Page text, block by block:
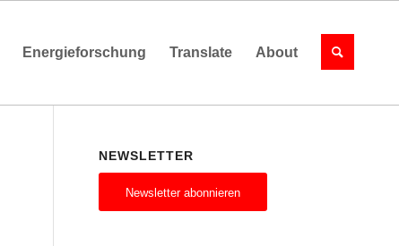
Energieforschung Translate About
NEWSLETTER
Newsletter abonnieren